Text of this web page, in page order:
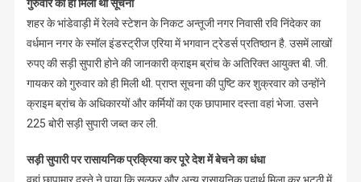
गुरुवार को ही मिली थी सूचना
शहर के भांडेवाड़ी में रेलवे स्टेशन के निकट अन्तूजी नगर निवासी रवि निंदेकर का
वर्धमान नगर के स्मॉल इंडस्ट्रीज एरिया में भगवान ट्रेडर्स प्रतिष्ठान है. उसमें लाखों
रुपए की सड़ी सुपारी होने की जानकारी क्राइम ब्रांच के अतिरिक्त आयुक्त बी. जी.
गायकर को गुरुवार को ही मिली थी. प्राप्त सूचना की पुष्टि कर शुक्रवार को उन्होंने
क्राइम ब्रांच के अधिकारयों और कर्मियों का एक छापामार दस्ता वहां भेजा. उसने
225 बोरी सड़ी सुपारी जब्त कर ली.
सड़ी सुपारी पर रासायनिक प्रक्रिया कर पूरे देश में बेचने का धंधा